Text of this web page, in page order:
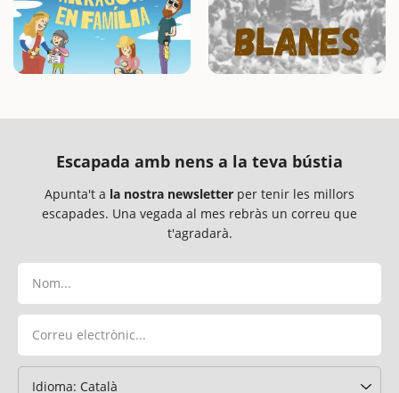
Escapada amb nens a la teva bústia
Apunta't a la nostra newsletter per tenir les millors
escapades. Una vegada al mes rebràs un correu que
t'agradarà.